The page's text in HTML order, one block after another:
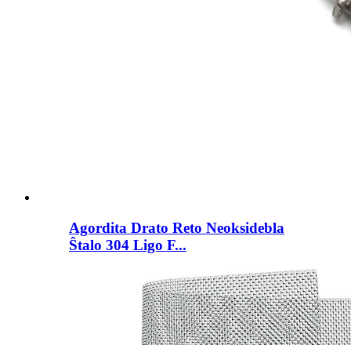
Agordita Drato Reto Neoksidebla
Ŝtalo 304 Ligo F...